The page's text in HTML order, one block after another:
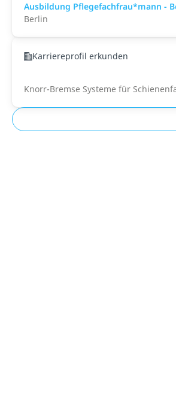
Ausbildung Pflegefachfrau*mann -
Berlin
Karriereprofil erkunden
Knorr-Bremse Systeme für